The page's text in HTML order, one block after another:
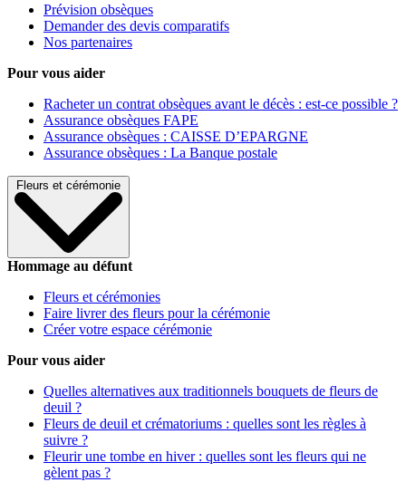
Prévision obsèques
Demander des devis comparatifs
Nos partenaires
Pour vous aider
Racheter un contrat obsèques avant le décès : est-ce possible ?
Assurance obsèques FAPE
Assurance obsèques : CAISSE D’EPARGNE
Assurance obsèques : La Banque postale
Fleurs et cérémonie
Hommage au défunt
Fleurs et cérémonies
Faire livrer des fleurs pour la cérémonie
Créer votre espace cérémonie
Pour vous aider
Quelles alternatives aux traditionnels bouquets de fleurs de
deuil ?
Fleurs de deuil et crématoriums : quelles sont les règles à
suivre ?
Fleurir une tombe en hiver : quelles sont les fleurs qui ne
gèlent pas ?